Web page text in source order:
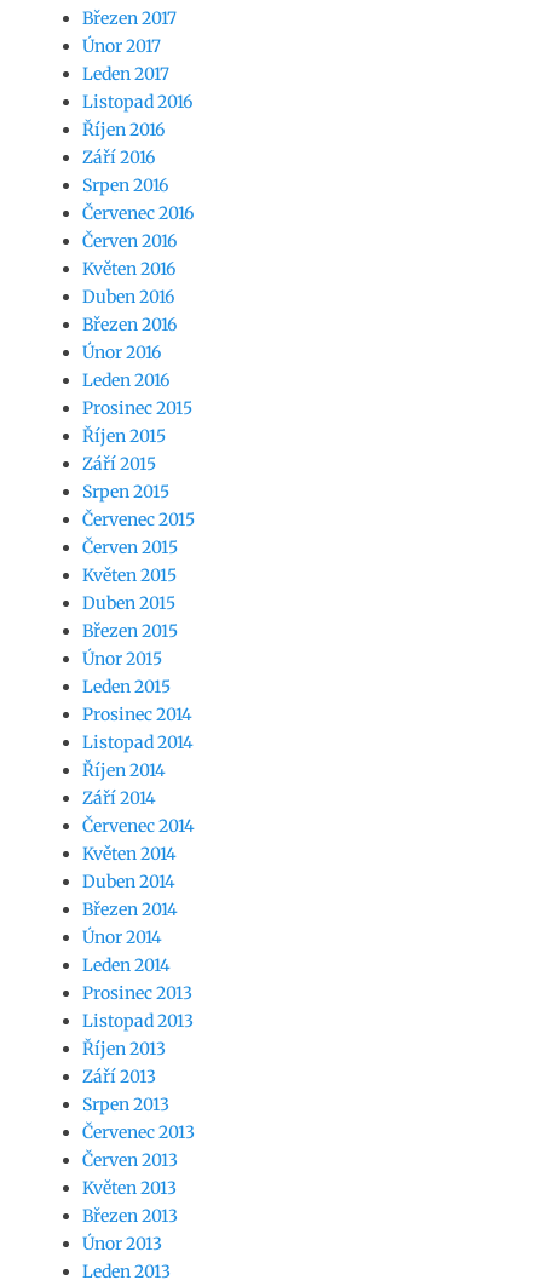
Březen 2017
Únor 2017
Leden 2017
Listopad 2016
Říjen 2016
Září 2016
Srpen 2016
Červenec 2016
Červen 2016
Květen 2016
Duben 2016
Březen 2016
Únor 2016
Leden 2016
Prosinec 2015
Říjen 2015
Září 2015
Srpen 2015
Červenec 2015
Červen 2015
Květen 2015
Duben 2015
Březen 2015
Únor 2015
Leden 2015
Prosinec 2014
Listopad 2014
Říjen 2014
Září 2014
Červenec 2014
Květen 2014
Duben 2014
Březen 2014
Únor 2014
Leden 2014
Prosinec 2013
Listopad 2013
Říjen 2013
Září 2013
Srpen 2013
Červenec 2013
Červen 2013
Květen 2013
Březen 2013
Únor 2013
Leden 2013